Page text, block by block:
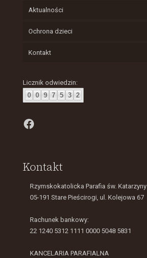
Aktualności
Ochrona dzieci
Kontakt
Licznik odwiedzin:
0
0 9 7 5 3 2
Facebook
Kontakt
Rzymskokatolicka Parafia św. Katarzyny
05-191 Stare Pieścirogi, ul. Kolejowa 67
Rachunek bankowy:
22 1240 5312 1111 0000 5048 5831
KANCELARIA PARAFIALNA